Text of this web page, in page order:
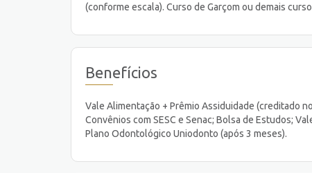
(conforme escala). Curso de Garçom ou demais
Benefícios
Vale Alimentação + Prêmio Assiduidade (creditado
Convênios com SESC e Senac; Bolsa de Estudos;
Plano Odontológico Uniodonto (após 3 meses).